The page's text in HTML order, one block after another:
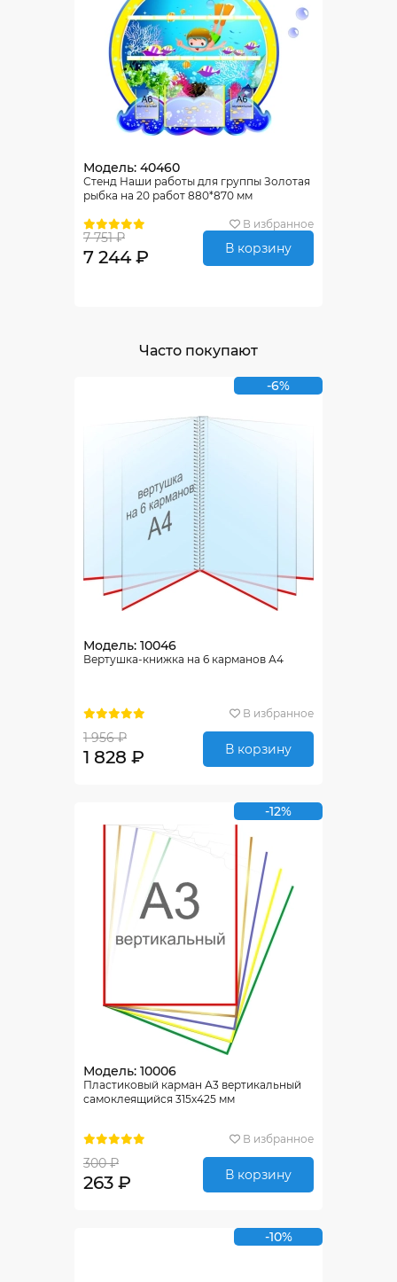
Модель: 40460
Стенд Наши работы для группы Золотая
рыбка на 20 работ 880*870 мм
В избранное
7 751 ₽
7 244 ₽ В корзину
Часто покупают
-6%
Модель: 10046
Вертушка-книжка на 6 карманов А4
В избранное
1 956 ₽
1 828 ₽ В корзину
-12%
Модель: 10006
Пластиковый карман А3 вертикальный
самоклеящийся 315х425 мм
В избранное
300 ₽
263 ₽ В корзину
-10%